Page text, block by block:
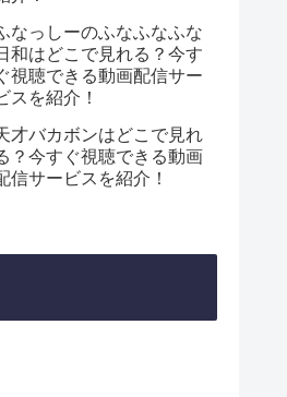
なっしーのふなふなふな
和はどこで見れる？今す
視聴できる動画配信サー
スを紹介！
才バカボンはどこで見れ
？今すぐ視聴できる動画
信サービスを紹介！